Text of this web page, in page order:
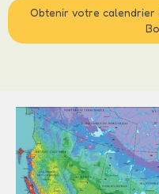
Obtenir votre calendrier